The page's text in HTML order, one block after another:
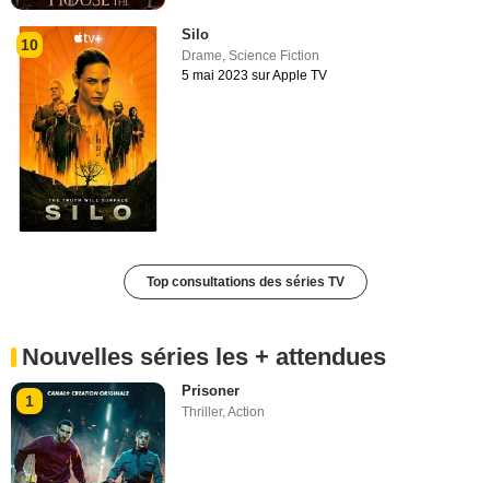
10
Silo
Drame,Science Fiction
5 mai 2023 sur Apple TV
Top consultations des séries TV
Nouvelles séries les + attendues
1
Prisoner
Thriller,Action